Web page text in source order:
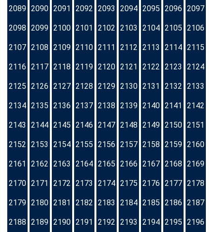
2089 2090 2091 2092 2093 2094 2095 2096 2097
2098 2099 2100 2101 2102 2103 2104 2105 2106
2107 2108 2109 2110 2111 2112 2113 2114 2115
2116 2117 2118 2119 2120 2121 2122 2123 2124
2125 2126 2127 2128 2129 2130 2131 2132 2133
2134 2135 2136 2137 2138 2139 2140 2141 2142
2143 2144 2145 2146 2147 2148 2149 2150 2151
2152 2153 2154 2155 2156 2157 2158 2159 2160
2161 2162 2163 2164 2165 2166 2167 2168 2169
2170 2171 2172 2173 2174 2175 2176 2177 2178
2179 2180 2181 2182 2183 2184 2185 2186 2187
2188 2189 2190 2191 2192 2193 2194 2195 2196